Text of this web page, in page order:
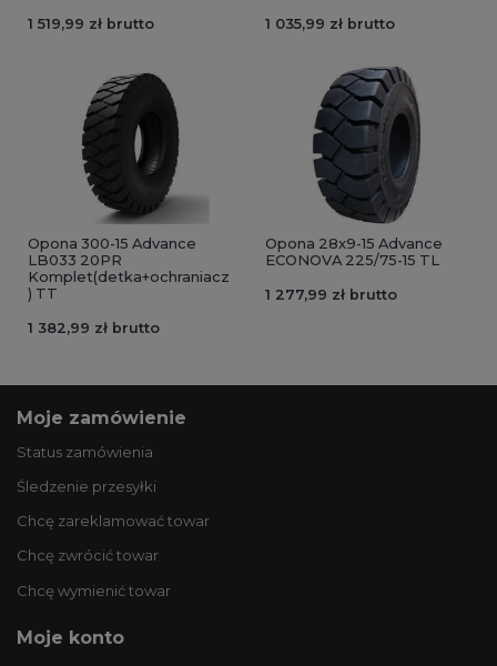
1 519,99 zł brutto
1 035,99 zł brutto
Opona 300-15 Advance
LB033 20PR
Komplet(detka+ochraniacz
) TT
1 382,99 zł brutto
Opona 28x9-15 Advance
ECONOVA 225/75-15 TL
1 277,99 zł brutto
Moje zamówienie
Status zamówienia
Śledzenie przesyłki
Chcę zareklamować towar
Chcę zwrócić towar
Chcę wymienić towar
Moje konto